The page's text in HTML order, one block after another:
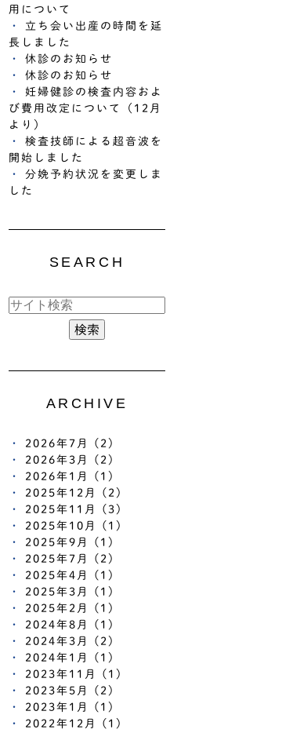
用について
立ち会い出産の時間を延
長しました
休診のお知らせ
休診のお知らせ
妊婦健診の検査内容およ
び費用改定について（12月
より）
検査技師による超音波を
開始しました
分娩予約状況を変更しま
した
SEARCH
ARCHIVE
2026年7月 (2)
2026年3月 (2)
2026年1月 (1)
2025年12月 (2)
2025年11月 (3)
2025年10月 (1)
2025年9月 (1)
2025年7月 (2)
2025年4月 (1)
2025年3月 (1)
2025年2月 (1)
2024年8月 (1)
2024年3月 (2)
2024年1月 (1)
2023年11月 (1)
2023年5月 (2)
2023年1月 (1)
2022年12月 (1)